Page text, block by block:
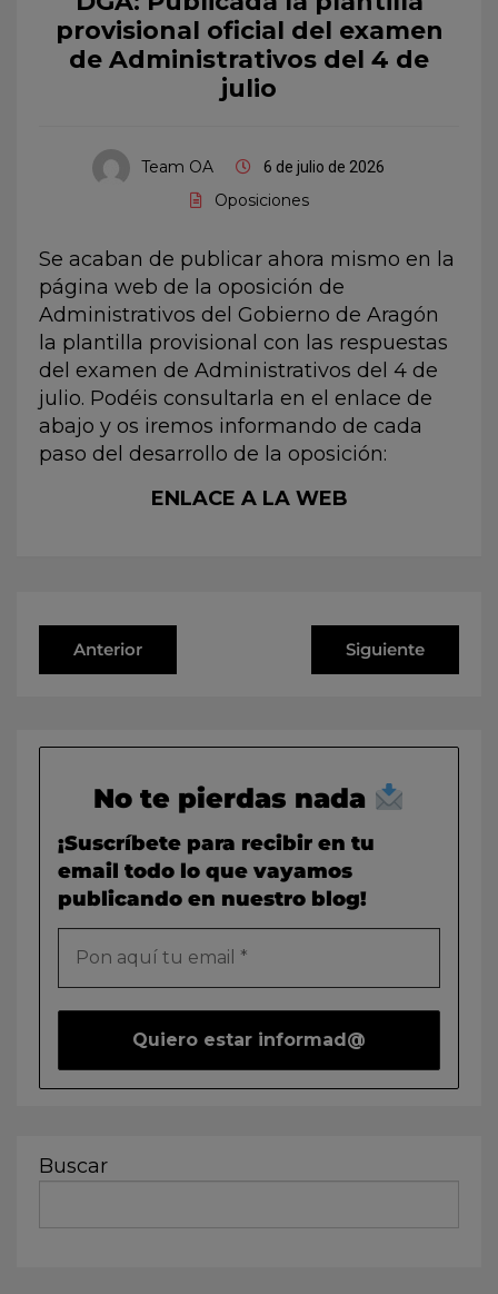
provisional oficial del examen
de Administrativos del 4 de
julio
Team OA 6 de julio de 2026
Oposiciones
Se acaban de publicar ahora mismo en la
página web de la oposición de
Administrativos del Gobierno de Aragón
la plantilla provisional con las respuestas
del examen de Administrativos del 4 de
julio. Podéis consultarla en el enlace de
abajo y os iremos informando de cada
paso del desarrollo de la oposición:
ENLACE A LA WEB
Anterior Siguiente
No te pierdas nada
¡Suscríbete para recibir en tu
email todo lo que vayamos
publicando en nuestro blog!
Buscar